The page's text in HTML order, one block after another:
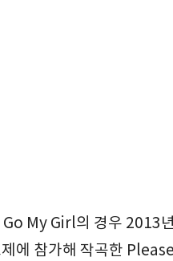
My Girl의 경우 2013
에 참가해 작곡한